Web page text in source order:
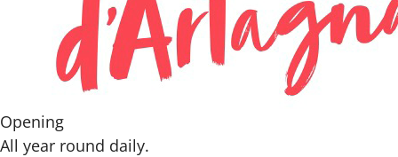
Opening
All year round daily.